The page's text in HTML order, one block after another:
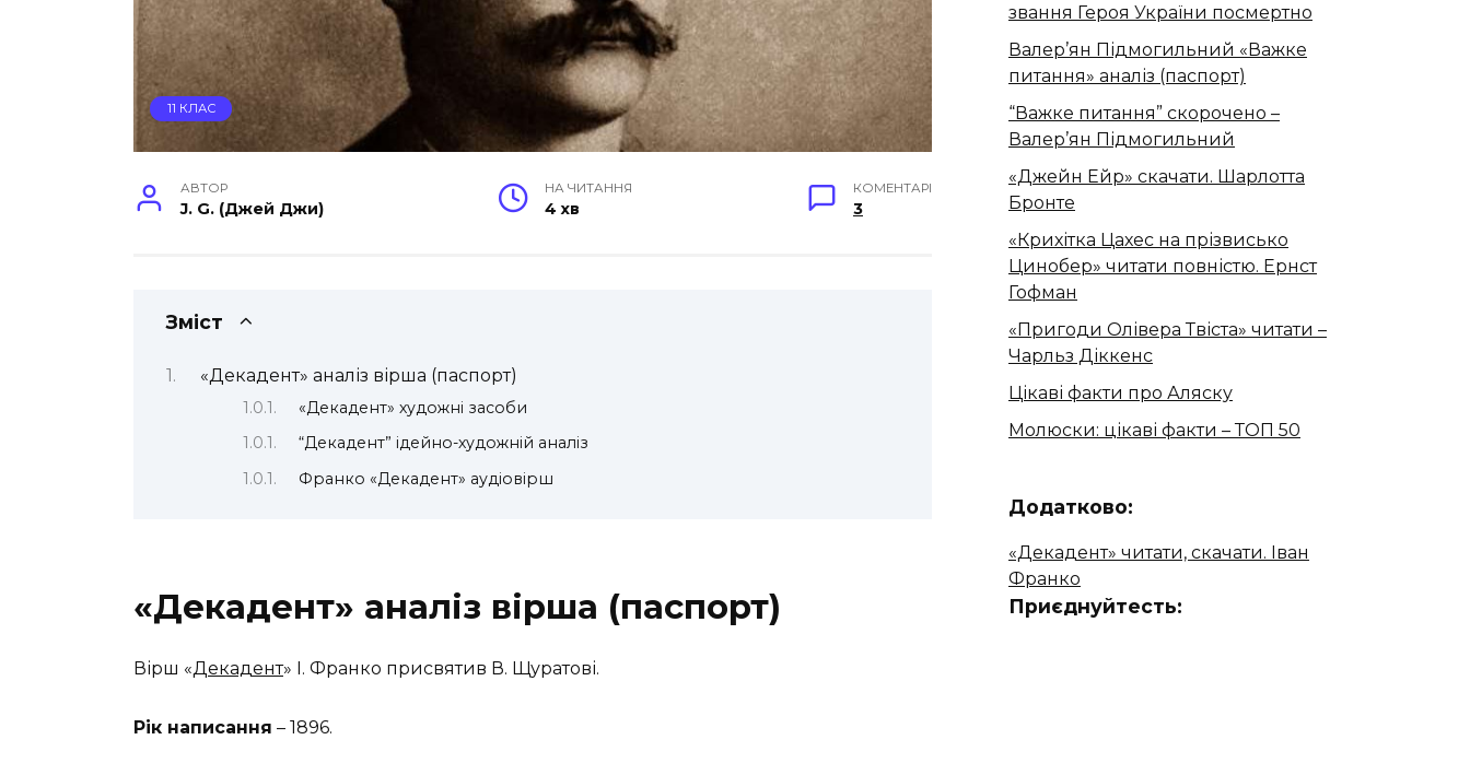
11 КЛАС
АВТОР
J. G. (Джей Джи)
НА ЧИТАННЯ
4 хв
КОМЕНТАРІ
3
Зміст
«Декадент» аналіз вірша (паспорт)
«Декадент» художні засоби
“Декадент” ідейно-художній аналіз
Франко «Декадент» аудіовірш
«Декадент» аналіз вірша (паспорт)
Вірш «Декадент» І. Франко присвятив В. Щуратові.
Рік написання – 1896.
звання Героя України посмертно
Валер’ян Підмогильний «Важке
питання» аналіз (паспорт)
“Важке питання” скорочено –
Валер’ян Підмогильний
«Джейн Ейр» скачати. Шарлотта
Бронте
«Крихітка Цахес на прізвисько
Цинобер» читати повністю. Ернст
Гофман
«Пригоди Олівера Твіста» читати –
Чарльз Діккенс
Цікаві факти про Аляску
Молюски: цікаві факти – ТОП 50
Додатково:
«Декадент» читати, скачати. Іван
Франко
Приєднуйтесть: